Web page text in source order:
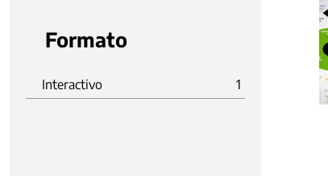
Formato
Interactivo 1